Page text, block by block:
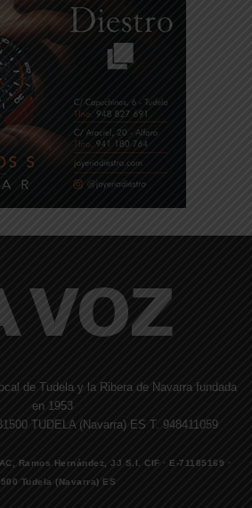
de Tudela y la Ribera de Navarra fundada
en 1953
TUDELA (Navarra) ES T. 948411059
Ramos Hernández, JJ S.I. CIF · E-71185169 ·
Tudela (Navarra) ES